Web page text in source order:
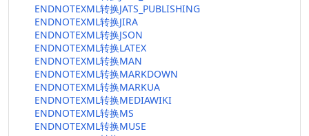
ENDNOTEXML转换JATS_PUBLISHING
ENDNOTEXML转换JIRA
ENDNOTEXML转换JSON
ENDNOTEXML转换LATEX
ENDNOTEXML转换MAN
ENDNOTEXML转换MARKDOWN
ENDNOTEXML转换MARKUA
ENDNOTEXML转换MEDIAWIKI
ENDNOTEXML转换MS
ENDNOTEXML转换MUSE